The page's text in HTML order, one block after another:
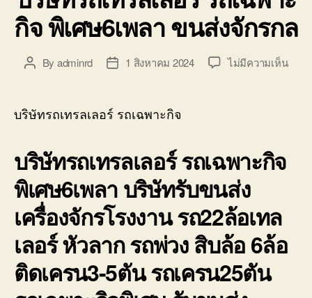
รถยก
รถ
รับจ้าง
เขต
ติดต่อ
กิจ พิเศษ6เพลา ขนส่งจักรกล
PostBy adminrd
Post1 สิงหาคม 2024 ไม่มีความเห็นบน
กล
บริษัทรถเทรลเลอร์ รถเฉพาะกิจ
บริษัทรถเทรลเลอร์ รถเฉพาะกิจ
พิเศษ6เพลา บริษัทรับขนส่ง
เครื่องจักรโรงงาน รถ22ล้อเทล
เลอร์ หัวลาก รถพ่วง สิบล้อ 6ล้อ
ติดเครน3-5ตัน รถเครน25ตัน